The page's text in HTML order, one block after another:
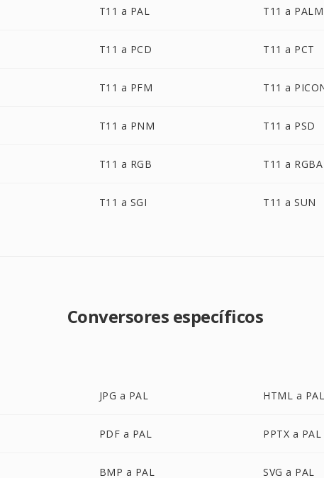
T11 a PAL T11 a PALM
T11 a PCD T11 a PCT
T11 a PFM T11 a
T11 a PNM T11 a PSD
T11 a RGB T11 a RGBA
T11 a SGI T11 a SUN
Conversores específicos
JPG a PAL HTML a
PDF a PAL PPTX a PAL
BMP a PAL SVG a PAL